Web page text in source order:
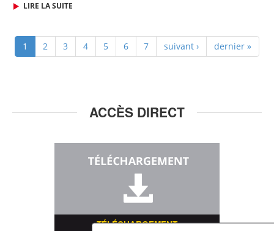
LIRE LA SUITE
1 2 3 4 5 6 7 suivant › dernier »
ACCÈS DIRECT
TÉLÉCHARGEMENT